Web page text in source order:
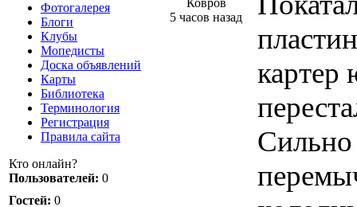
Фотогалерея
Блоги
Клубы
Мопедисты
Доска объявлений
Карты
Библиотека
Терминология
Регистрация
Правила сайта
Кто онлайн?
Пользователей: 0
Гостей: 0
5 часов назад
картер
Сильно